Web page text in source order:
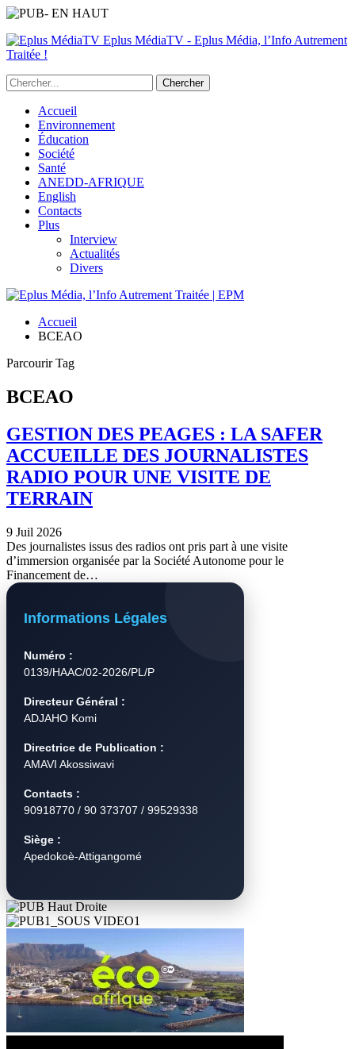
Eplus MédiaTV - Eplus Média, l’Info Autrement
Traitée !
Accueil
Environnement
Éducation
Société
Santé
ANEDD-AFRIQUE
English
Contacts
Plus
Interview
Actualités
Divers
Accueil
BCEAO
Parcourir Tag
BCEAO
GESTION DES PEAGES : LA SAFER
ACCUEILLE DES JOURNALISTES
RADIO POUR UNE VISITE DE
TERRAIN
9 Juil 2026
Des journalistes issus des radios ont pris part à une visite
d’immersion organisée par la Société Autonome pour le
Financement de…
Informations Légales
Numéro :
0139/HAAC/02-2026/PL/P
Directeur Général :
ADJAHO Komi
Directrice de Publication :
AMAVI Akossiwavi
Contacts :
90918770 / 90 373707 / 99529338
Siège :
Apedokoè-Attigangomé